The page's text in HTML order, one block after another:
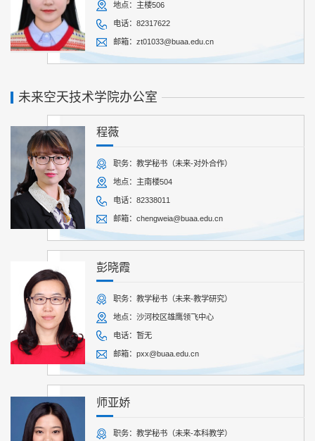
地点：主楼506
电话：82317622
邮箱：zt01033@buaa.edu.cn
未来空天技术学院办公室
程薇
职务：教学秘书（未来-对外合作）
地点：主南楼504
电话：82338011
邮箱：chengweia@buaa.edu.cn
彭晓霞
职务：教学秘书（未来-教学研究）
地点：沙河校区雄鹰领飞中心
电话：暂无
邮箱：pxx@buaa.edu.cn
师亚娇
职务：教学秘书（未来-本科教学）